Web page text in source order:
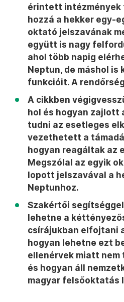
érintett
hozzá a hekker egy-
oktató jelszavának
együtt is nagy
ahol több napig
Neptun, de máshol is
funkcióit. A
A cikkben
hol és hogyan zajlott
tudni az esetleges
vezethetett a
hogyan reagáltak az
Megszólal az egyik
lopott jelszavával a
Neptunhoz.
Szakértői
lehetne a
csírájukban elfojtani
hogyan lehetne ezt
ellenérvek miatt nem
és hogyan áll
magyar felsőoktatás